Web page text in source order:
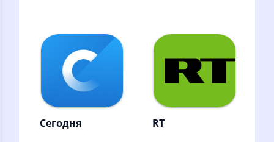
инфографика от
лидера новостного
рынка.
Сегодня RT